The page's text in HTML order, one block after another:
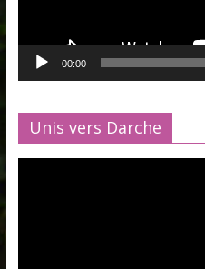
00:00
Unis vers Darche